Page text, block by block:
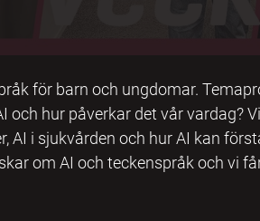
för barn och ungdomar.
och hur påverkar det vår vardag?
AI i sjukvården och hur AI kan
om AI och teckenspråk och vi